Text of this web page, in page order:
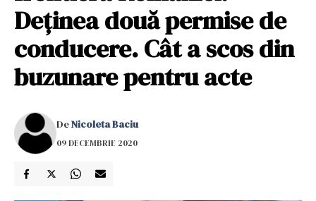
Deținea două permise de
conducere. Cât a scos din
buzunare pentru acte
DeNicoleta Baciu
09 DECEMBRIE 2020